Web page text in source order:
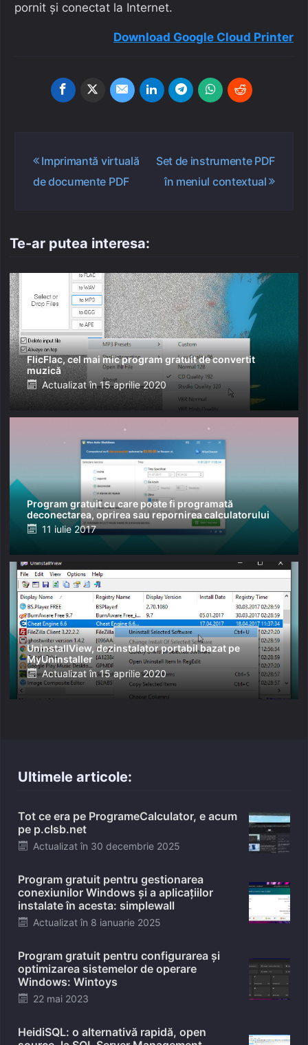
pornit și conectat la Internet.
Download Google Cloud Printer
Navigare
articole
Imprimantă virtuală
de documente PDF
Set de instrumente PDF
în meniul contextual
Te-ar putea interesa:
FlicFlac, cel mai mic program gratuit de convertit
muzică
Posted
on
Actualizat în 15 aprilie 2020
Program gratuit cu care poate fi programată
deconectarea, oprirea sau repornirea calculatorului
Posted
11 iulie 2017
UninstallView, dezinstalator portabil bazat pe
MyUninstaller
Posted
on
Actualizat în 15 aprilie 2020
Ultimele articole:
Tot ce era pe ProgrameCalculator, e acum
pe p.clsb.net
Posted
Actualizat în 30 decembrie 2025
Program gratuit pentru gestionarea
conexiunilor Windows și a aplicațiilor
instalate în acesta: simplewall
Posted
Actualizat în 8 ianuarie 2025
Program gratuit pentru configurarea și
optimizarea sistemelor de operare
Windows: Wintoys
Posted
22 mai 2023
HeidiSQL: o alternativă rapidă, open